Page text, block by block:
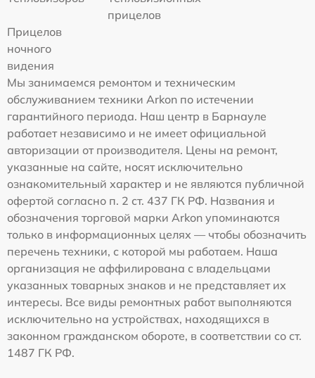
прицелов
Прицелов
ночного
видения
Мы занимаемся ремонтом и техническим
обслуживанием техники Arkon по истечении
гарантийного периода. Наш центр в Барнауле
работает независимо и не имеет официальной
авторизации от производителя. Цены на ремонт,
указанные на сайте, носят исключительно
ознакомительный характер и не являются публичной
офертой согласно п. 2 ст. 437 ГК РФ. Названия и
обозначения торговой марки Arkon упоминаются
только в информационных целях — чтобы обозначить
перечень техники, с которой мы работаем. Наша
организация не аффилирована с владельцами
указанных товарных знаков и не представляет их
интересы. Все виды ремонтных работ выполняются
исключительно на устройствах, находящихся в
законном гражданском обороте, в соответствии со ст.
1487 ГК РФ.